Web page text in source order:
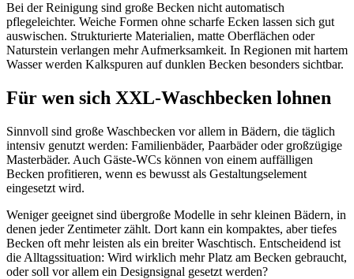
Bei der Reinigung sind große Becken nicht automatisch
pflegeleichter. Weiche Formen ohne scharfe Ecken lassen sich gut
auswischen. Strukturierte Materialien, matte Oberflächen oder
Naturstein verlangen mehr Aufmerksamkeit. In Regionen mit hartem
Wasser werden Kalkspuren auf dunklen Becken besonders sichtbar.
Für wen sich XXL-Waschbecken lohnen
Sinnvoll sind große Waschbecken vor allem in Bädern, die täglich
intensiv genutzt werden: Familienbäder, Paarbäder oder großzügige
Masterbäder. Auch Gäste-WCs können von einem auffälligen
Becken profitieren, wenn es bewusst als Gestaltungselement
eingesetzt wird.
Weniger geeignet sind übergroße Modelle in sehr kleinen Bädern, in
denen jeder Zentimeter zählt. Dort kann ein kompaktes, aber tiefes
Becken oft mehr leisten als ein breiter Waschtisch. Entscheidend ist
die Alltagssituation: Wird wirklich mehr Platz am Becken gebraucht,
oder soll vor allem ein Designsignal gesetzt werden?